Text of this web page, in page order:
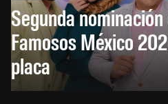
Segunda
Famosos México
placa